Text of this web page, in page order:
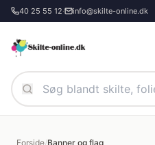
Spring til hovedindhold
40 25 55 12· info@skilte-online.dk
Forside/Banner og flag